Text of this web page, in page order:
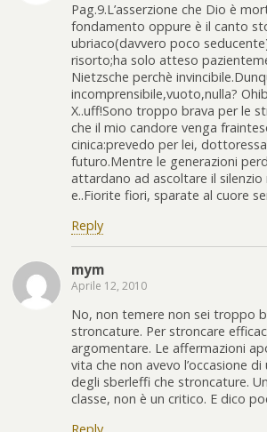
Pag.9.L’asserzione che Dio è
fondamento oppure è il canto
ubriaco(davvero poco
risorto;ha solo atteso
Nietzsche perchè
incomprensibile,vuoto,nulla?
X..uff!Sono troppo brava per le
che il mio candore venga
cinica:prevedo per lei,
futuro.Mentre le generazioni
attardano ad ascoltare il silenzio
e..Fiorite fiori, sparate al cuore
Reply
mym
Aprile 12, 2010
No, non temere non sei troppo
stroncature. Per stroncare
argomentare. Le affermazioni
vita che non avevo l’occasione
degli sberleffi che stroncature.
classe, non è un critico. E dico